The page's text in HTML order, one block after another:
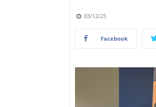
03/12/25
Facebook